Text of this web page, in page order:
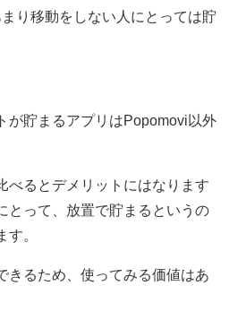
り移動をしない人にとっては貯
が貯まるアプリはPopomovi以外
べるとデメリットにはなります
とって、放置で貯まるというの
す。
きるため、使ってみる価値はあ